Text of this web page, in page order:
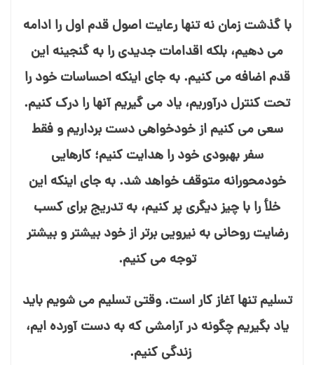
با گذشت زمان نه تنها رعایت اصول قدم اول را ادامه
می ⁯دهیم، بلکه اقدامات جدیدی را به گنجینه این
قدم اضافه می⁯ کنیم. به جای اینکه احساسات خود را
تحت کنترل درآوریم، یاد می⁯ گیریم آنها را درک کنیم.
سعی می ⁯کنیم از خودخواهی دست برداریم و فقط
سفر بهبودی خود را هدایت کنیم؛ کارهایی
خودمحورانه متوقف خواهد شد. به جای اینکه این
خلأ را با چیز دیگری پر کنیم، به تدریج برای کسب
رضایت روحانی به نیرویی برتر از خود بیشتر و بیشتر
توجه می⁯ کنیم.
تسلیم تنها آغاز کار است. وقتی تسلیم می⁯ شویم باید
یاد بگیریم چگونه در آرامشی که به دست آورده⁯ ایم،
زندگی کنیم.